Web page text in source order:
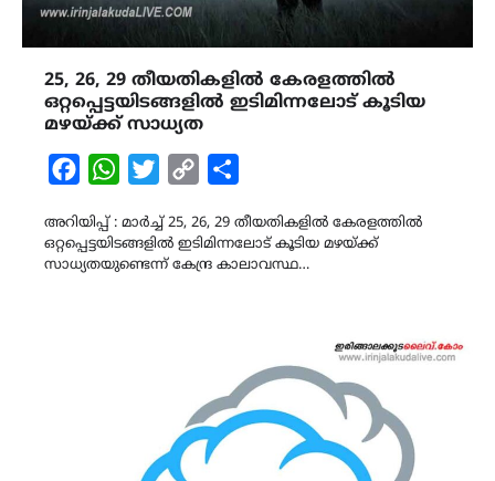
25, 26, 29 തീയതികളിൽ കേരളത്തിൽ
ഒറ്റപ്പെട്ടയിടങ്ങളിൽ ഇടിമിന്നലോട് കൂടിയ
മഴയ്ക്ക് സാധ്യത
FacebookWhatsAppTwitterCopy
അറിയിപ്പ് : മാർച്ച് 25, 26, 29 തീയതികളിൽ കേരളത്തിൽ
ഒറ്റപ്പെട്ടയിടങ്ങളിൽ ഇടിമിന്നലോട് കൂടിയ മഴയ്ക്ക്
സാധ്യതയുണ്ടെന്ന് കേന്ദ്ര കാലാവസ്ഥ…